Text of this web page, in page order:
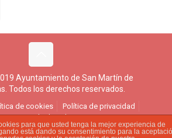
Ayuntamiento de San Martín de
Todos los derechos reservados.
de cookies
Política de privacidad
Ejercicio de derechos
para que usted tenga la mejor experiencia de
está dando su consentimiento para la